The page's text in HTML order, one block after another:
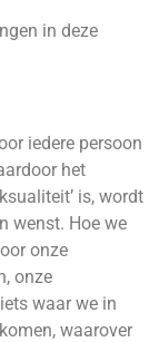
in deze
iedere persoon
het
is, wordt
wenst. Hoe we
onze
onze
waar we in
waarover